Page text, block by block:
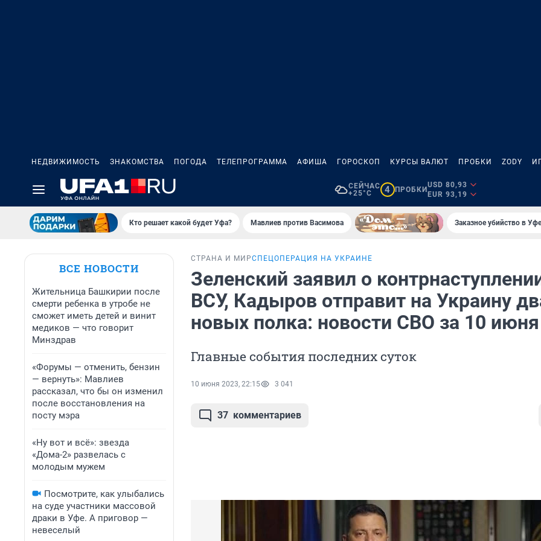
НЕДВИЖИМОСТЬ ЗНАКОМСТВА ПОГОДА ТЕЛЕПРОГРАММА АФИША ГОРОСКОП КУРСЫ ВАЛЮТ ПРОБКИ ZODY
СЕЙЧАС
+25°C
4 ПРОБКИ
USD 80,93
EUR 93,19
Кто решает какой будет Уфа? Мавлиев против Васимова Заказное убийство в
ВСЕ НОВОСТИ
Жительница Башкирии после
смерти ребенка в утробе не
сможет иметь детей и винит
медиков — что говорит
Минздрав
«Форумы — отменить, бензин
— вернуть»: Мавлиев
рассказал, что бы он изменил
после восстановления на
посту мэра
«Ну вот и всё»: звезда
«Дома-2» развелась с
молодым мужем
Посмотрите, как улыбались
на суде участники массовой
драки в Уфе. А приговор —
невеселый
СТРАНА И МИРСПЕЦОПЕРАЦИЯ НА УКРАИНЕ
Зеленский заявил о
ВСУ, Кадыров отправит на Украину
новых полка: новости СВО за 10 июня
Главные события последних суток
10 июня 2023, 22:15 3 041
37 комментариев